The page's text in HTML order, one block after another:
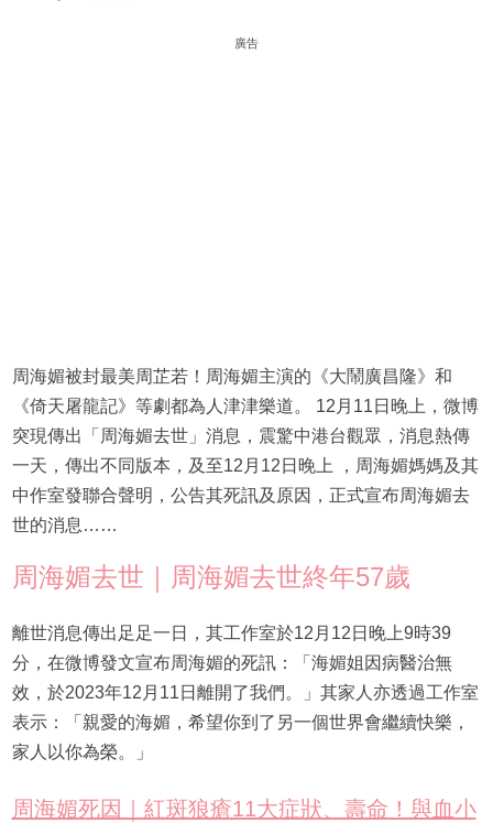
廣告
周海媚被封最美周芷若！周海媚主演的《大鬧廣昌隆》和
《倚天屠龍記》等劇都為人津津樂道。 12月11日晚上，微博
突現傳出「周海媚去世」消息，震驚中港台觀眾，消息熱傳
一天，傳出不同版本，及至12月12日晚上 ，周海媚媽媽及其
中作室發聯合聲明，公告其死訊及原因，正式宣布周海媚去
世的消息……
周海媚去世｜周海媚去世終年57歲
離世消息傳出足足一日，其工作室於12月12日晚上9時39
分，在微博發文宣布周海媚的死訊：「海媚姐因病醫治無
效，於2023年12月11日離開了我們。」其家人亦透過工作室
表示：「親愛的海媚，希望你到了另一個世界會繼續快樂，
家人以你為榮。」
周海媚死因｜紅斑狼瘡11大症狀、壽命！與血小